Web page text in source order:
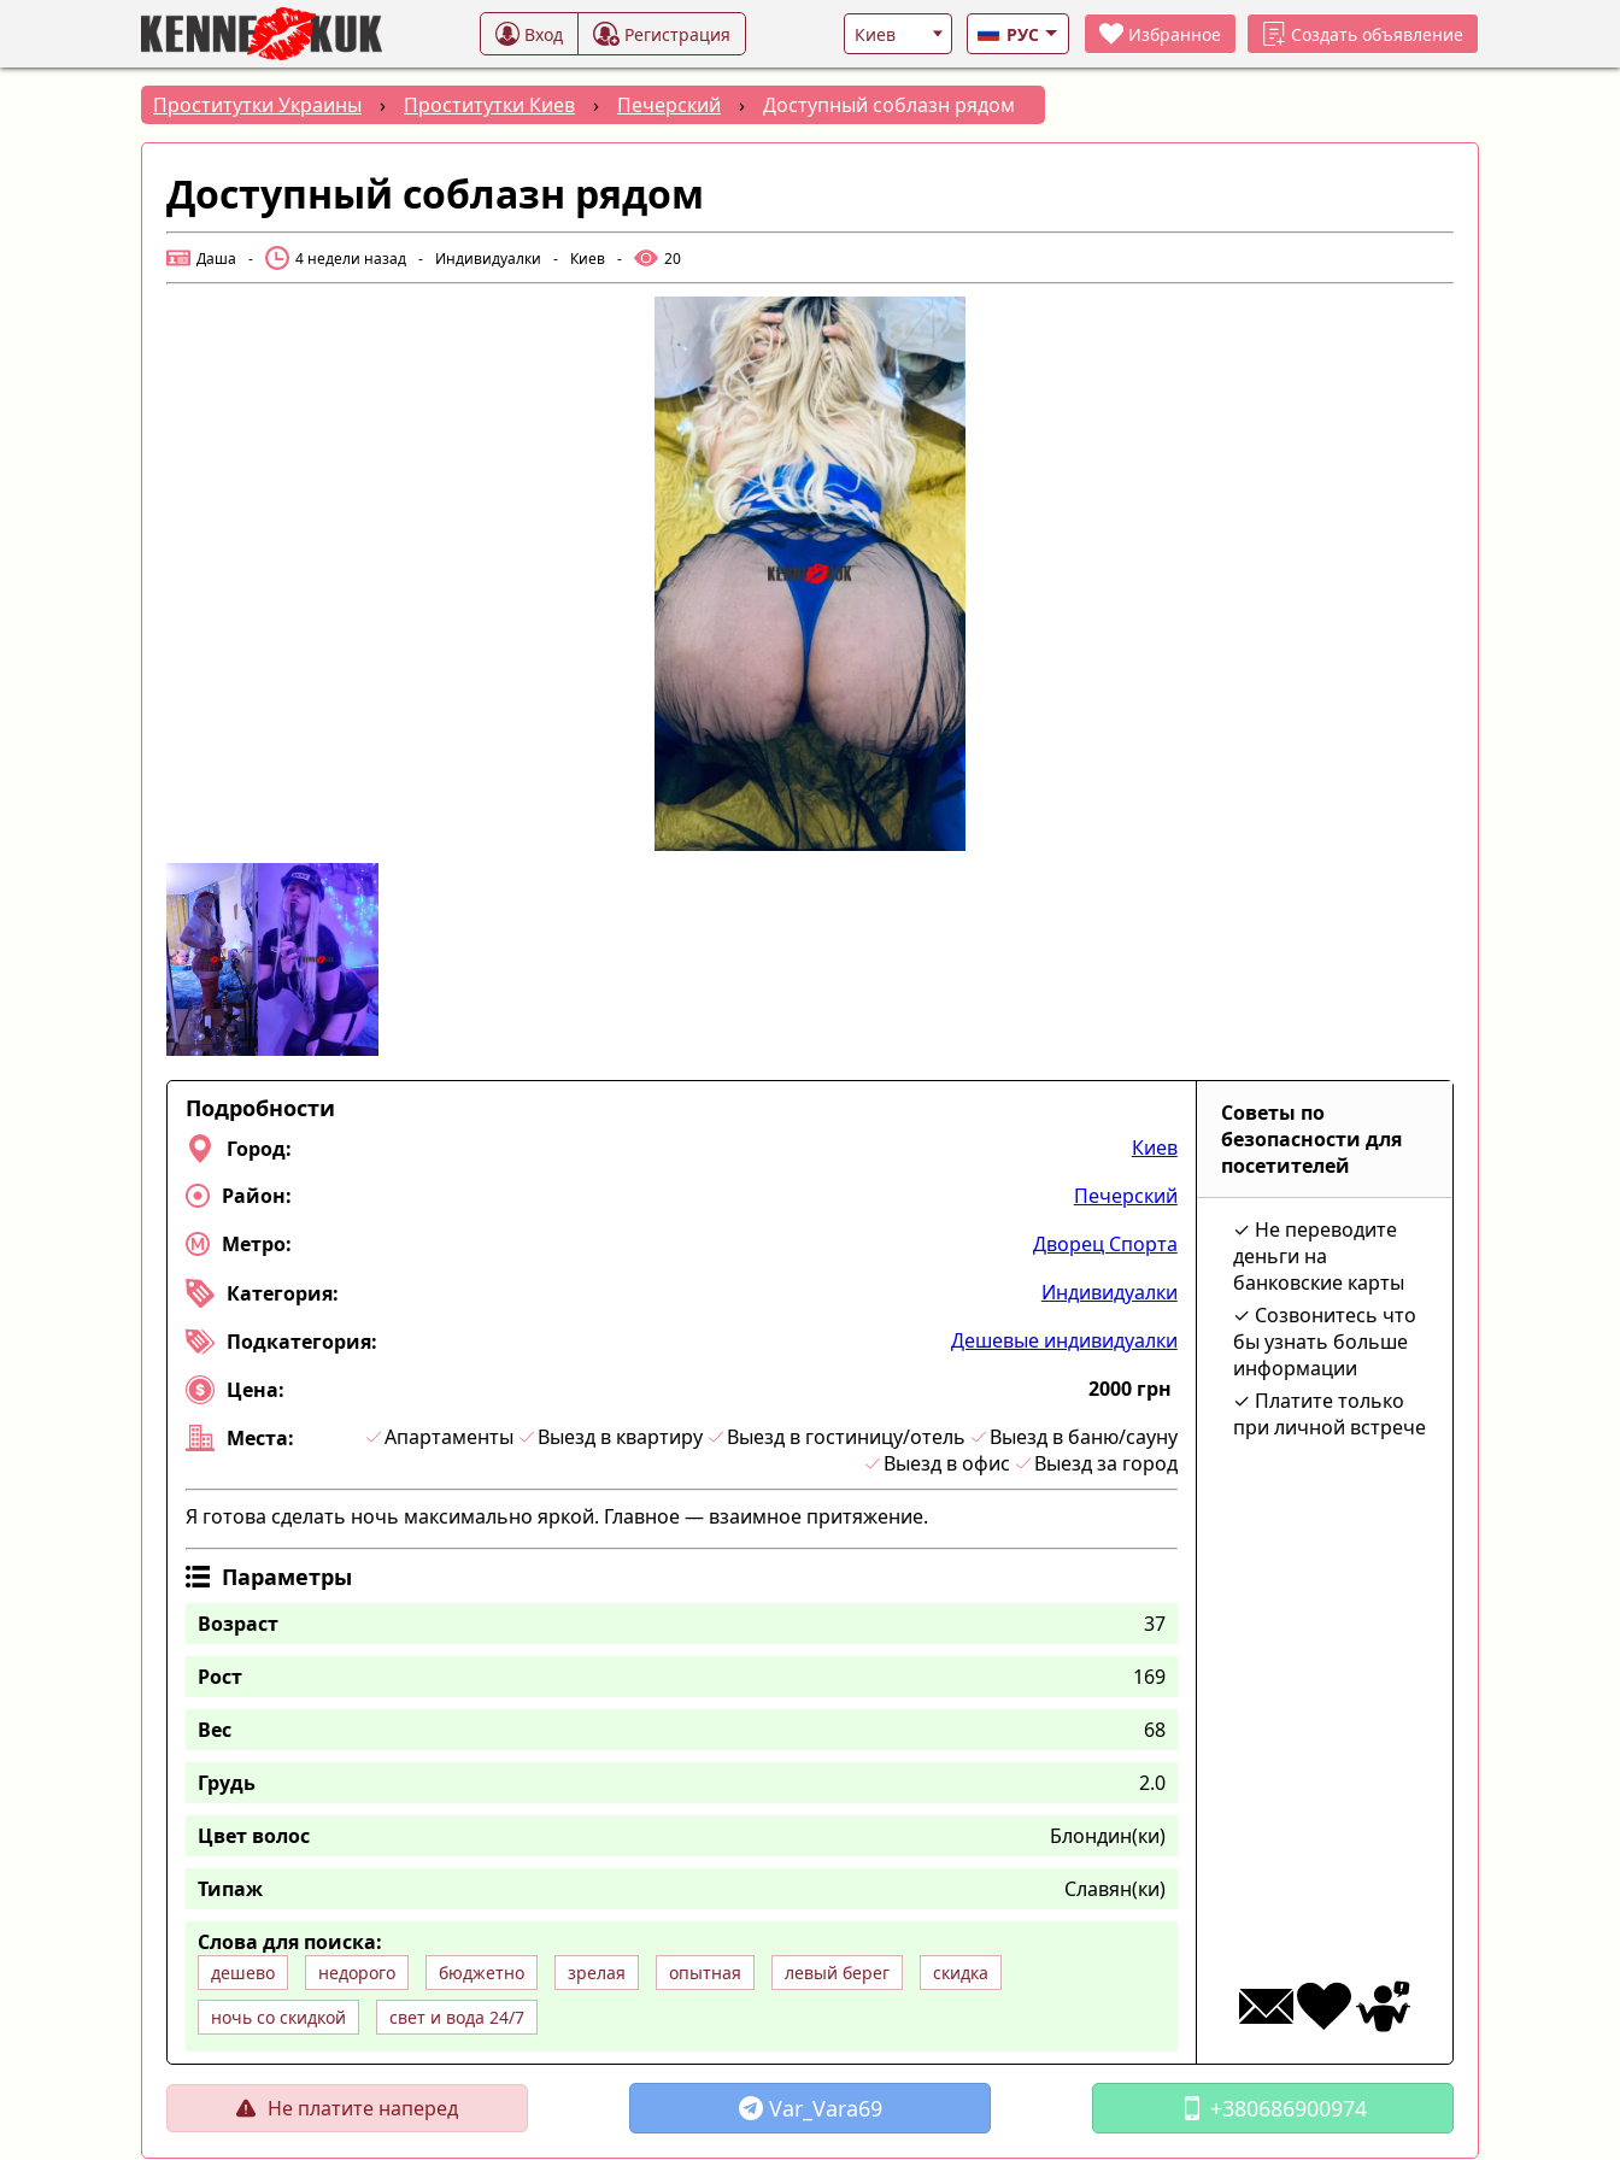
Вход Регистрация РУС Избранное Создать объявление
Проститутки Украины › Проститутки Киев › Печерский › Доступный соблазн рядом
Доступный соблазн рядом
Даша - 4 недели назад - Индивидуалки - Киев - 20
Подробности
Город:
Киев
Район:
Печерский
Метро:
Дворец Спорта
Категория:
Индивидуалки
Подкатегория:
Дешевые индивидуалки
Цена:
2000 грн
Места:
Апартаменты Выезд в квартиру Выезд в гостиницу/отель
Выезд в баню/сауну
Выезд в офис
Выезд за город
Я готова сделать ночь максимально яркой. Главное — взаимное притяжение.
Параметры
Возраст
37
Рост
169
Вес
68
Грудь
2.0
Цвет волос
Блондин(ки)
Типаж
Славян(ки)
Слова для поиска:
дешево недорого бюджетно зрелая опытная левый берег
скидка
ночь со скидкой
свет и вода 24/7
Советы по
безопасности для
посетителей
Не переводите
деньги на
банковские карты
Созвонитесь что
бы узнать больше
информации
Платите только
при личной встрече
Не платите наперед Var_Vara69 +380686900974